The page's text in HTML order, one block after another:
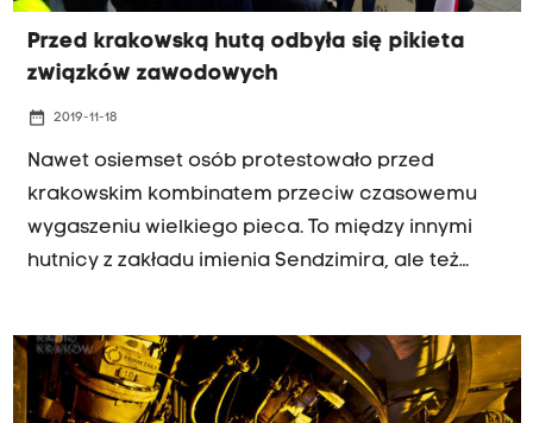
Przed krakowską hutą odbyła się pikieta
związków zawodowych
date_range 2019-11-18
Nawet osiemset osób protestowało przed
krakowskim kombinatem przeciw czasowemu
wygaszeniu wielkiego pieca. To między innymi
hutnicy z zakładu imienia Sendzimira, ale też